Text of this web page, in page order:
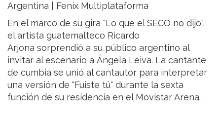
Argentina | Fenix Multiplataforma
En el marco de su gira "Lo que el SECO no dijo",
el artista guatemalteco Ricardo
Arjona sorprendió a su público argentino al
invitar al escenario a Ángela Leiva. La cantante
de cumbia se unió al cantautor para interpretar
una versión de "Fuiste tú" durante la sexta
función de su residencia en el Movistar Arena.